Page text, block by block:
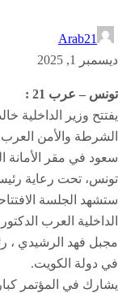
Arab21
ديسمبر 1, 2025
تونس – عرب 21 :
يفتتح وزير الداخلية
الشرطة والأمن
سعود في مقر الأمانة
تونس، تحت رعاية
ستشهد الجلسة
الداخلية العرب
مجبل فهد الرشيدي ،
في دولة الكويت.
يشارك في المؤتمر